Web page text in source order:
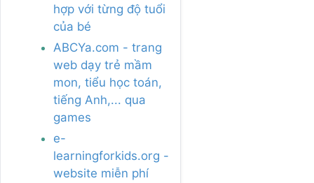
hợp với từng độ tuổi
của bé
ABCYa.com - trang
web dạy trẻ mầm
mon, tiểu học toán,
tiếng Anh,... qua
games
e-
learningforkids.org -
website miễn phí